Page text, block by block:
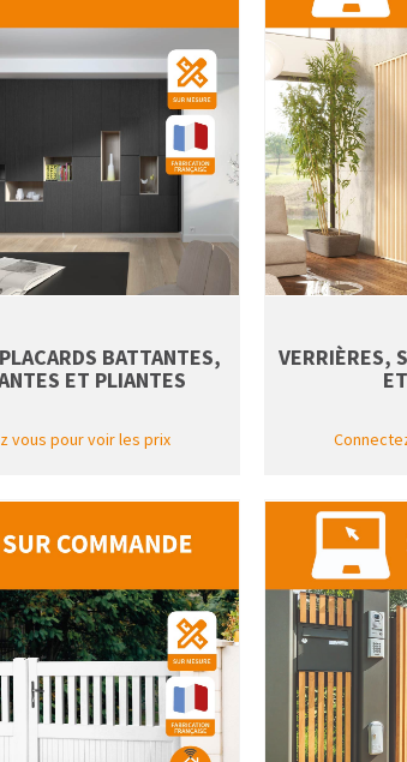
BATTANTES,
ET PLIANTES
vous pour voir les prix
VERRIÈRES,